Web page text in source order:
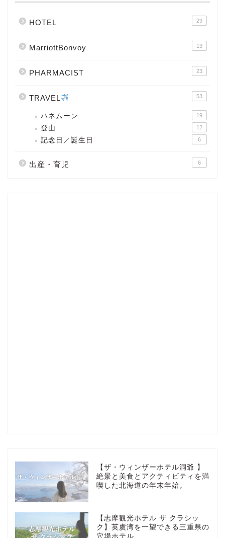
HOTEL 29
MarriottBonvoy 13
PHARMACIST 23
TRAVEL 53
ハネムーン 19
登山 12
記念日／誕生日 6
出産・育児 6
【ザ・ウィンザーホテル洞爺 】
絶景と美食とアクティビティを満
喫した北海道の年末年始。
【志摩観光ホテル ザ クラシッ
ク】英虞湾を一望できる三重県の
穴場ホテル
HOTEL
MarriottBonvoy
TRAVEL